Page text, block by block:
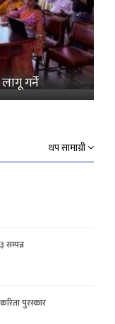
गर्ने
थप सामाग्री
सम्पन्न
पुरस्कार